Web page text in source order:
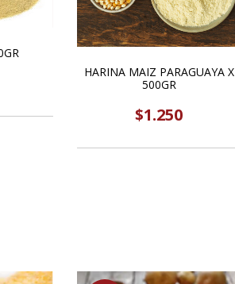
HARINA MAIZ PARAGUAYA X
500GR
$1.250